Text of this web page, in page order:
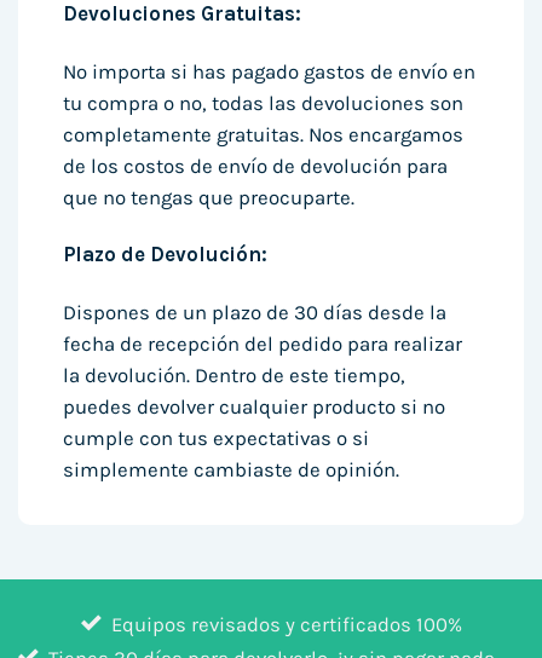
Devoluciones Gratuitas:
No importa si has pagado gastos de envío en
tu compra o no, todas las devoluciones son
completamente gratuitas. Nos encargamos
de los costos de envío de devolución para
que no tengas que preocuparte.
Plazo de Devolución:
Dispones de un plazo de 30 días desde la
fecha de recepción del pedido para realizar
la devolución. Dentro de este tiempo,
puedes devolver cualquier producto si no
cumple con tus expectativas o si
simplemente cambiaste de opinión.
Equipos revisados y certificados 100%